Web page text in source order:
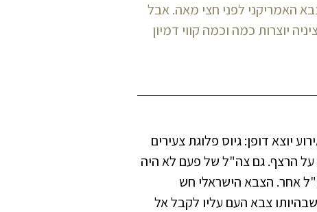
האמריקני לפני חצי מאה. אבל
יוצרות כמה וכמה קווי דמיון
יוצא דופן: גיוס פלוגת צעירים
על הרצף. גם צה"ל של פעם לא היה
צה"ל של 2021 בואכה 2022 הוא צה"ל אחר. הצבא הישראלי חש
צבא העם עליו לקבל אל